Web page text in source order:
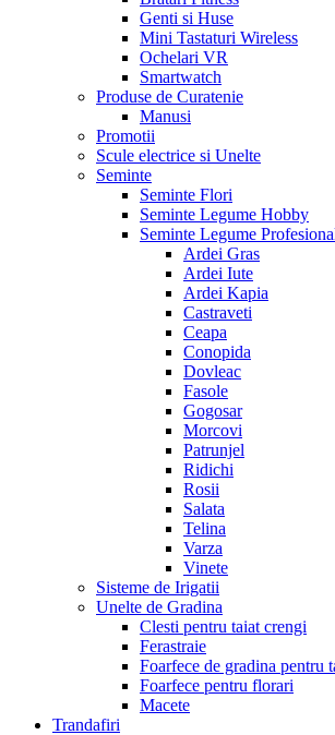
Genti si Huse
Mini Tastaturi Wireless
Ochelari VR
Smartwatch
Produse de Curatenie
Manusi
Promotii
Scule electrice si Unelte
Seminte
Seminte Flori
Seminte Legume Hobby
Seminte Legume
Ardei Gras
Ardei Iute
Ardei Kapia
Castraveti
Ceapa
Conopida
Dovleac
Fasole
Gogosar
Morcovi
Patrunjel
Ridichi
Rosii
Salata
Telina
Varza
Vinete
Sisteme de Irigatii
Unelte de Gradina
Clesti pentru taiat crengi
Ferastraie
Foarfece de gradina pentru
Foarfece pentru florari
Macete
Trandafiri